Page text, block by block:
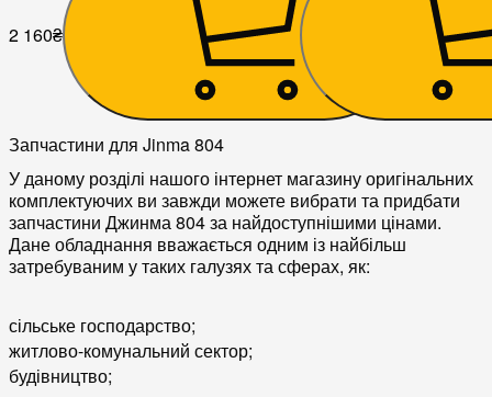
2 160₴ 2 160₴
Запчастини для Jinma 804
У даному розділі нашого інтернет магазину оригінальних
комплектуючих ви завжди можете вибрати та придбати
запчастини Джинма 804 за найдоступнішими цінами.
Дане обладнання вважається одним із найбільш
затребуваним у таких галузях та сферах, як:
сільське господарство;
житлово-комунальний сектор;
будівництво;